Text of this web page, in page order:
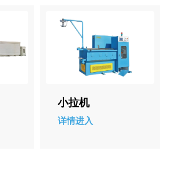
小拉连退机组
详情进入